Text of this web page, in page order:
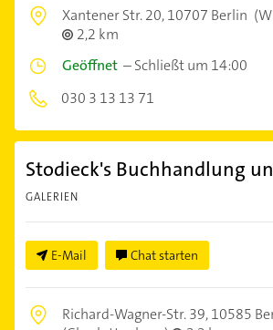
Xantener Str. 20,10707 Berlin
2,2 km
Geöffnet –Schließt um 14:00
030 3 13 13 71
Stodieck's Buchhandlung
GALERIEN
E-Mail Chat starten
Richard-Wagner-Str. 39,10585